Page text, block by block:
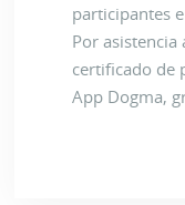
participantes
Por asistencia
certificado de
App Dogma,